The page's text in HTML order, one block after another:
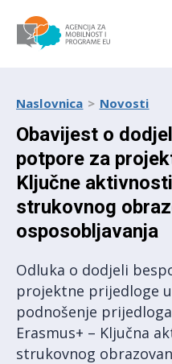
Naslovnica Novosti
Obavijest o
potpore za
Ključne
strukovnog
osposobljavanja
Odluka o dodjeli
projektne prijedloge
podnošenje
Erasmus+ – Ključna
strukovnog